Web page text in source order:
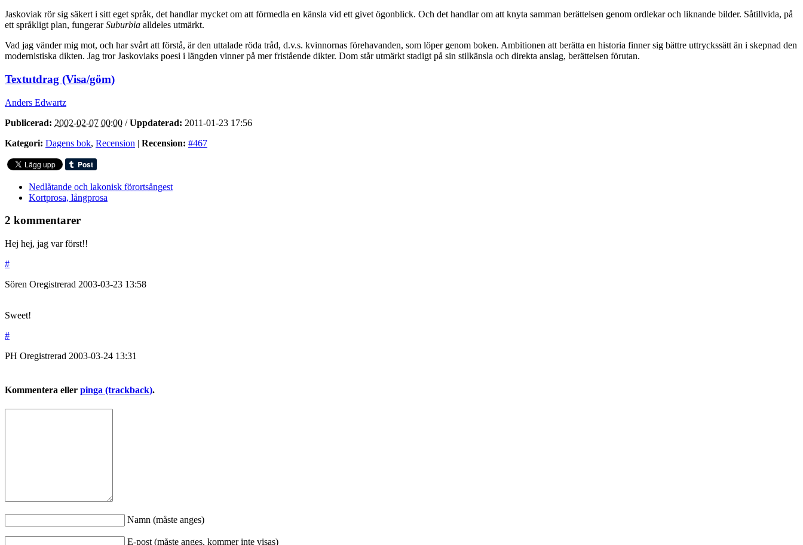
Jaskoviak rör sig säkert i sitt eget språk, det handlar mycket om att förmedla en känsla vid ett givet ögonblick. Och det handlar om att knyta samman berättelsen genom ordlekar och liknande bilder. Såtillvida, på
ett språkligt plan, fungerarSuburbia alldeles utmärkt.
Vad jag vänder mig mot, och har svårt att förstå, är den uttalade röda tråd, d.v.s. kvinnornas förehavanden, som löper genom boken. Ambitionen att berätta en historia finner sig bättre uttryckssätt än i skepnad den
modernistiska dikten. Jag tror Jaskoviaks poesi i längden vinner på mer fristående dikter. Dom står utmärkt stadigt på sin stilkänsla och direkta anslag, berättelsen förutan.
Textutdrag (Visa/göm)
Anders Edwartz
Publicerad: 2002-02-07 00:00 /Uppdaterad: 2011-01-23 17:56
Kategori: Dagens bok, Recension | Recension: #467
Nedlåtande och lakonisk förortsångest
Kortprosa, långprosa
2 kommentarer
Hej hej, jag var först!!
#
Sören Oregistrerad 2003-03-23 13:58
Sweet!
#
PH Oregistrerad 2003-03-24 13:31
Kommentera eller pinga (trackback).
Namn (måste anges)
E-post (måste anges, kommer inte visas)